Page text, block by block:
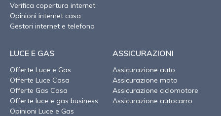
Verifica copertura internet
Opinioni internet casa
Gestori internet e telefono
LUCE E GAS
Offerte Luce e Gas
Offerte Luce Casa
Offerte Gas Casa
Offerte luce e gas business
Opinioni Luce e Gas
ASSICURAZIONI
Assicurazione auto
Assicurazione moto
Assicurazione ciclomotore
Assicurazione autocarro